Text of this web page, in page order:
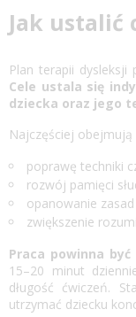
Jak ustalić
Plan terapii dysleksji
Cele ustala się
dziecka oraz jego
Najczęściej obejmują
poprawę techniki
rozwój pamięci
opanowanie
zwiększenie
Praca powinna
15–20 minut
długość ćwiczeń.
utrzymać dziecku